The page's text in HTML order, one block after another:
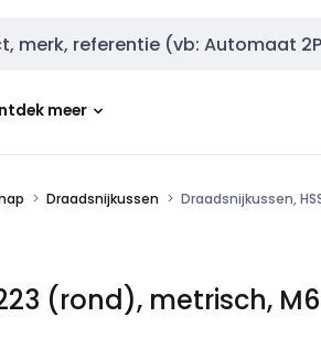
meer
Draadsnijkussen Draadsnijkussen,
(rond), metrisch,